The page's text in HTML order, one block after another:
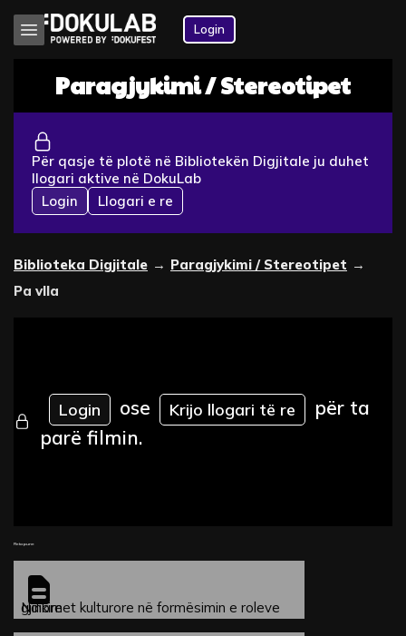
Login
Paragjykimi / Stereotipet
Për qasje të plotë në Bibliotekën Digjitale ju duhet
llogari aktive në DokuLab
Login
Llogari e re
Biblioteka Digjitale → Paragjykimi / Stereotipet →
Pa vlla
Login ose Krijo llogari të re
për ta
parë filmin.
Fleta pune
Ndikimet kulturore në formësimin e roleve gjinore